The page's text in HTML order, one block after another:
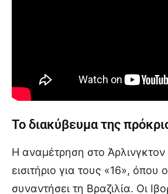
Το διακύβευμα της
Η αναμέτρηση στο Άρλινγκτον
εισιτήριο για τους «16», όπου
συναντήσει τη Βραζιλία. Οι